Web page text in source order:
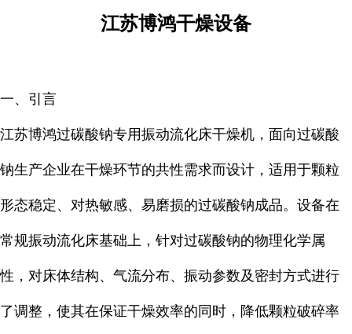
江苏博鸿干燥设备
一、引言
江苏博鸿过碳酸钠专用振动流化床干燥机，面向过碳酸
钠生产企业在干燥环节的共性需求而设计，适用于颗粒
形态稳定、对热敏感、易磨损的过碳酸钠成品。设备在
常规振动流化床基础上，针对过碳酸钠的物理化学属
性，对床体结构、气流分布、振动参数及密封方式进行
了调整，使其在保证干燥效率的同时，降低颗粒破碎率